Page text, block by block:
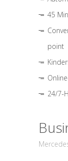
45
point
24/7-